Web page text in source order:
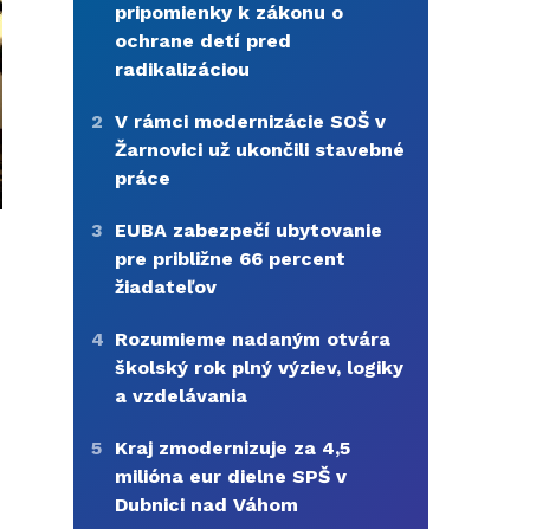
pripomienky k zákonu o
ochrane detí pred
radikalizáciou
2 V rámci modernizácie SOŠ v
Žarnovici už ukončili stavebné
práce
3
EUBA zabezpečí ubytovanie
pre približne 66 percent
žiadateľov
4 Rozumieme nadaným otvára
školský rok plný výziev, logiky
a vzdelávania
5
Kraj zmodernizuje za 4,5
milióna eur dielne SPŠ v
Dubnici nad Váhom